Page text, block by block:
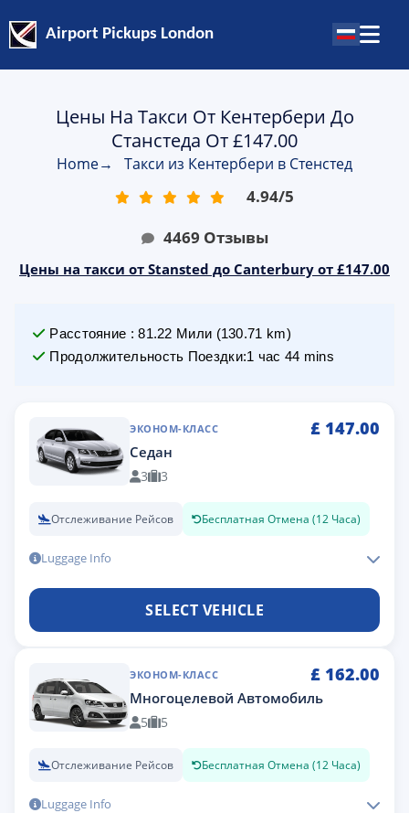
Airport Pickups London
Цены На Такси От Кентербери До
Станстеда От £147.00
Home→ Такси из Кентербери в Стенстед
4.94/5
4469 Отзывы
Цены на такси от Stansted до Canterbury от £147.00
Расстояние :81.22 Мили (130.71 km)
Продолжительность Поездки:1 час 44 mins
ЭКОНОМ-КЛАСС £ 147.00
Седан
3 3
Отслеживание Рейсов Бесплатная Отмена (12 Часа)
Luggage Info
SELECT VEHICLE
ЭКОНОМ-КЛАСС £ 162.00
Многоцелевой Автомобиль
5 5
Отслеживание Рейсов Бесплатная Отмена (12 Часа)
Luggage Info